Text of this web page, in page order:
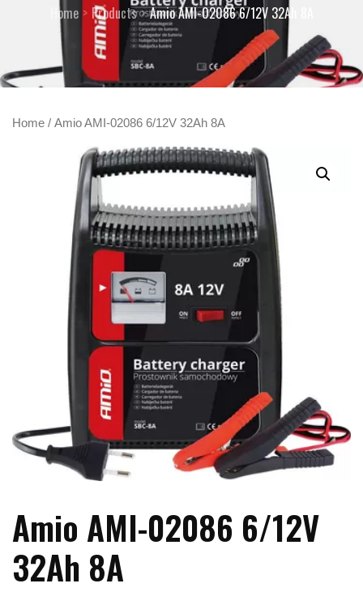
Home Products Amio AMI-02086 6/12V 32Ah 8A
Home / Amio AMI-02086 6/12V 32Ah 8A
Amio AMI-02086 6/12V
32Ah 8A